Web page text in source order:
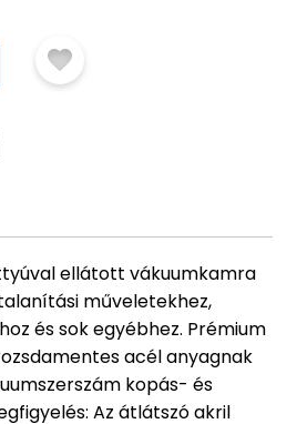
ellátott vákuumkamra
műveletekhez,
és sok egyébhez. Prémium
acél anyagnak
kopás- és
Az átlátszó akril